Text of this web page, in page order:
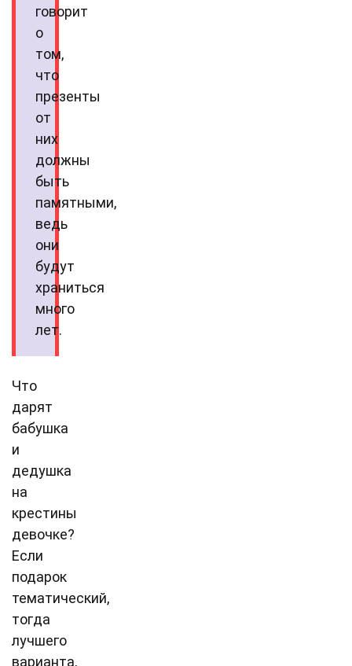
говорит
о
том,
что
презенты
от
них
должны
быть
памятными,
ведь
они
будут
храниться
много
лет.
Что
дарят
бабушка
и
дедушка
на
крестины
девочке?
Если
подарок
тематический,
тогда
лучшего
варианта,